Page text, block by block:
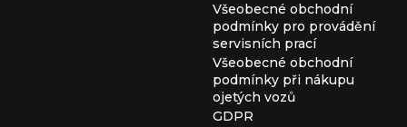
Všeobecné obchodní
podmínky pro provádění
servisních prací
Všeobecné obchodní
podmínky při nákupu
ojetých vozů
GDPR